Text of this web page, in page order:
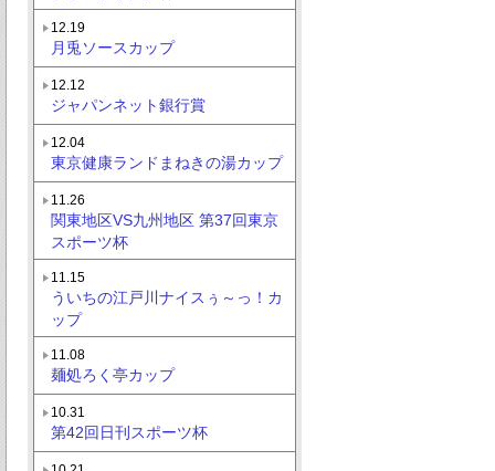
12.19
月兎ソースカップ
12.12
ジャパンネット銀行賞
12.04
東京健康ランドまねきの湯カップ
11.26
関東地区VS九州地区 第37回東京
スポーツ杯
11.15
ういちの江戸川ナイスぅ～っ！カ
ップ
11.08
麺処ろく亭カップ
10.31
第42回日刊スポーツ杯